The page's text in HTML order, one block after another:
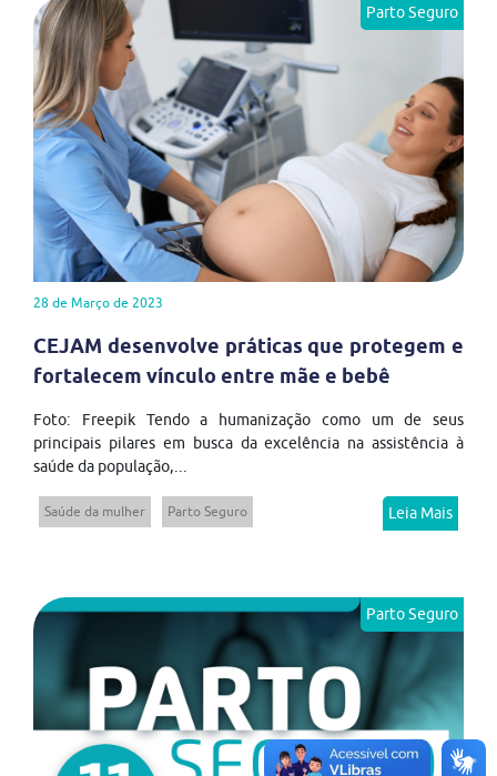
Parto Seguro
28 de Março de 2023
CEJAM desenvolve práticas que protegem e
fortalecem vínculo entre mãe e bebê
Foto: Freepik Tendo a humanização como um de seus
principais pilares em busca da excelência na assistência à
saúde da população,...
Saúde da mulher Parto Seguro Leia Mais
Parto Seguro